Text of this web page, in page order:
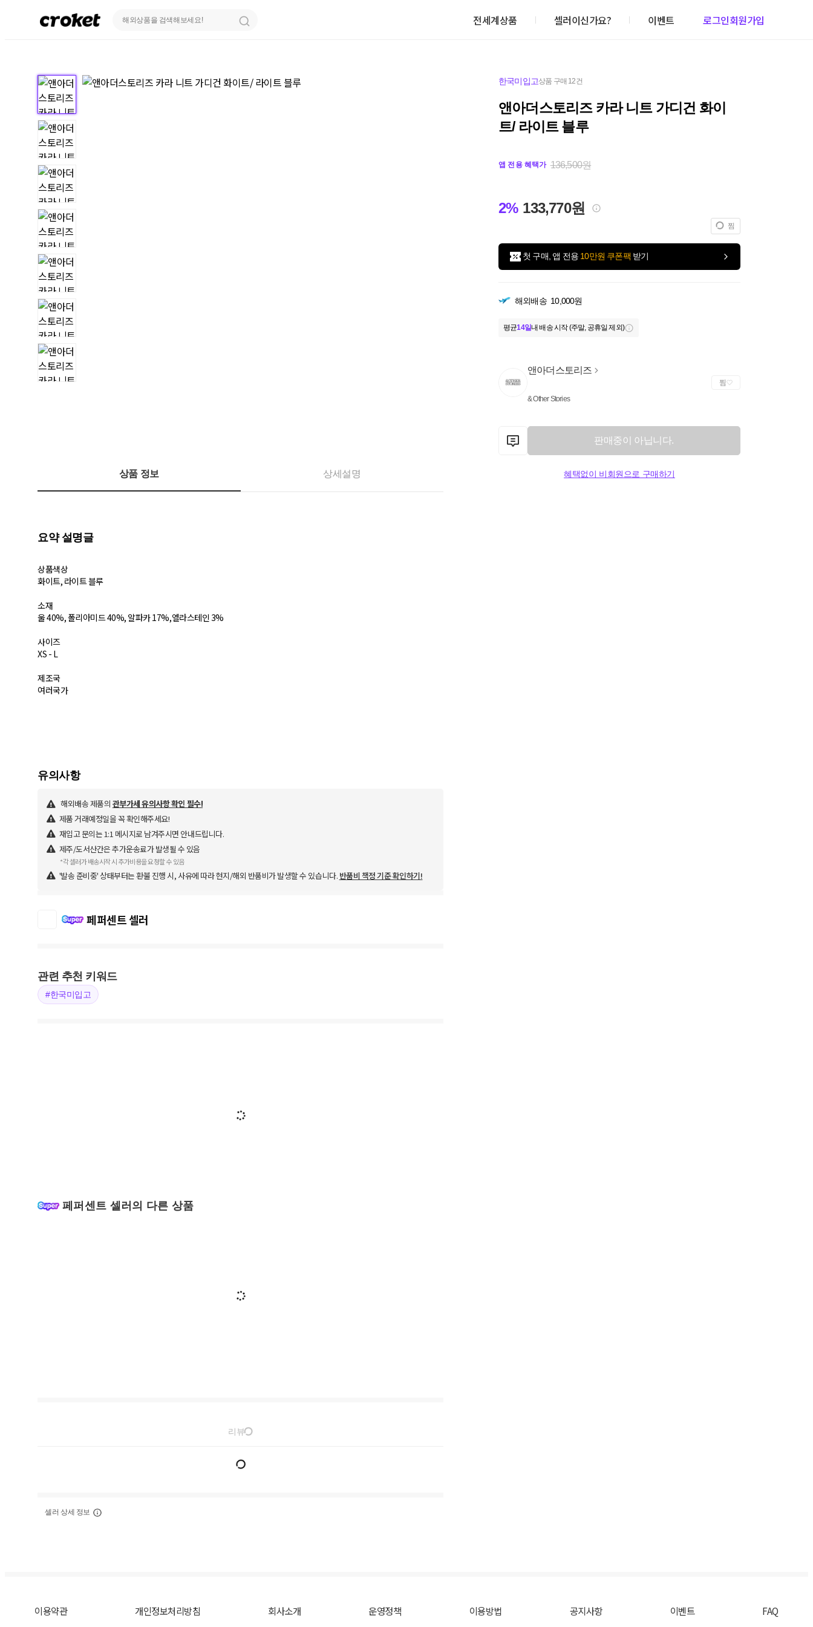
전세계상품 셀러이신가요? 이벤트 로그인회원가입
한국미입고상품 구매 12건
앤아더스토리즈 카라 니트 가디건 화이
트/ 라이트 블루
앱 전용 혜택가 136,500원
2% 133,770원
찜
첫 구매, 앱 전용 10만원 쿠폰팩 받기
해외배송 10,000원
평균14일내 배송 시작 (주말, 공휴일 제외)
앤아더스토리즈
& Other Stories
찜
판매중이 아닙니다.
혜택없이 비회원으로 구매하기
상품 정보 상세설명
요약 설명글
상품색상
화이트, 라이트 블루
소재
울 40%, 폴리아미드 40%, 알파카 17%,엘라스테인 3%
사이즈
XS - L
제조국
여러국가
유의사항
해외배송 제품의 관부가세 유의사항 확인 필수!
제품 거래예정일을 꼭 확인해주세요!
재입고 문의는 1:1 메시지로 남겨주시면 안내드립니다.
제주/도서산간은 추가운송료가 발생될 수 있음
*각 셀러가 배송시작 시 추가비용을 요청할 수 있음
'발송 준비중' 상태부터는 환불 진행 시, 사유에 따라 현지/해외 반품비가 발생할 수 있습니다. 반품비 책정 기준 확인하기!
페퍼센트 셀러
관련 추천 키워드
#한국미입고
페퍼센트 셀러의 다른 상품
리뷰
셀러 상세 정보
이용약관 개인정보처리방침 회사소개 운영정책 이용방법 공지사항 이벤트 FAQ